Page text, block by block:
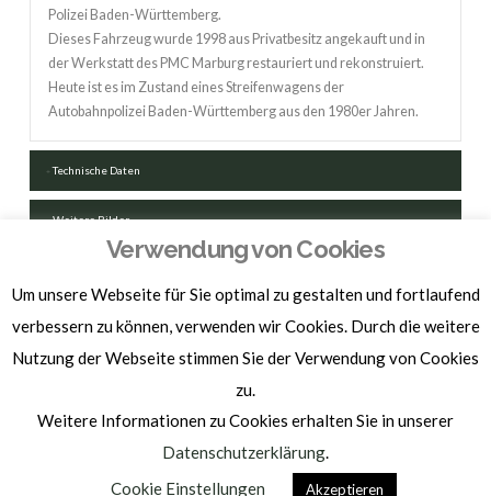
Polizei Baden-Württemberg.
Dieses Fahrzeug wurde 1998 aus Privatbesitz angekauft und in
der Werkstatt des PMC Marburg restauriert und rekonstruiert.
Heute ist es im Zustand eines Streifenwagens der
Autobahnpolizei Baden-Württemberg aus den 1980er Jahren.
Technische Daten
Weitere Bilder
Homepage byBAM-WERBUNG
IMPRESSUM | DATENSCHUTZ
Verwendung von Cookies
Um unsere Webseite für Sie optimal zu gestalten und fortlaufend
verbessern zu können, verwenden wir Cookies. Durch die weitere
Nutzung der Webseite stimmen Sie der Verwendung von Cookies
zu.
Weitere Informationen zu Cookies erhalten Sie in unserer
Datenschutzerklärung.
Cookie Einstellungen
Akzeptieren